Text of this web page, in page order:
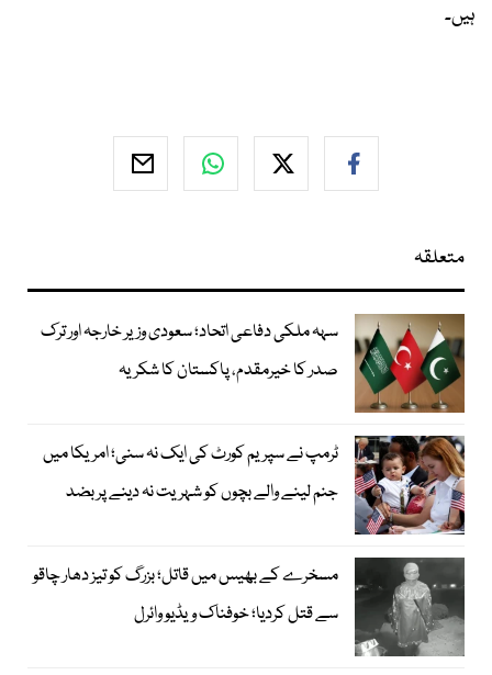
ہیں۔
متعلقہ
سہہ ملکی دفاعی اتحاد؛ سعودی وزیر خارجہ اور ترک
صدر کا خیرمقدم، پاکستان کا شکریہ
ٹرمپ نے سپریم کورٹ کی ایک نہ سنی؛ امریکا میں
جنم لینے والے بچوں کو شہریت نہ دینے پر بضد
مسخرے کے بھیس میں قاتل؛ بزرگ کو تیز دھار چاقو
سے قتل کردیا؛ خوفناک ویڈیو وائرل